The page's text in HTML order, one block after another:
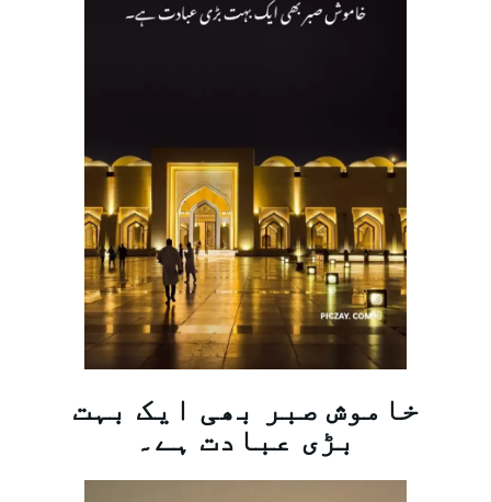
خاموش صبر بھی ایک بہت
بڑی عبادت ہے۔